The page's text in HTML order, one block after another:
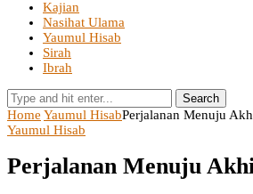
Kajian
Nasihat Ulama
Yaumul Hisab
Sirah
Ibrah
Search
Home Yaumul HisabPerjalanan Menuju
Yaumul Hisab
Perjalanan Menuju